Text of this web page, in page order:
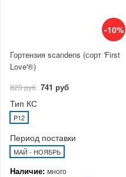
-10%
Гортензия scandens (сорт 'First
Love'®)
823 руб 741 руб
Тип КС
P12
Период поставки
МАЙ - НОЯБРЬ
Наличие: много